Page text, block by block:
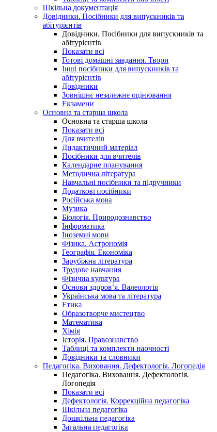
Шкільна документація
Довідники. Посібники для випускників та
абітурієнтів
Довідники. Посібники для випускників та
абітурієнтів
Показати всі
Готові домашні завдання. Твори
Інші посібники для випускників та
абітурієнтів
Довідники
Зовнішнє незалежне оцінювання
Екзамени
Основна та старша школа
Основна та старша школа
Показати всі
Для вчителів
Дидактичний матеріал
Посібники для вчителів
Календарне планування
Методична література
Навчальні посібники та підручники
Додаткові посібники
Російська мова
Музика
Біологія. Природознавство
Інформатика
Іноземні мови
Фізика. Астрономія
Географія. Економіка
Зарубіжна література
Трудове навчання
Фізична культура
Основи здоров’я. Валеологія
Українська мова та література
Етика
Образотворче мистецтво
Математика
Хімія
Історія. Правознавство
Таблиці та комплекти наочності
Довідники та словники
Педагогіка. Виховання. Дефектологія. Логопедія
Педагогіка. Виховання. Дефектологія.
Логопедія
Показати всі
Дефектологія. Коррекційна педагогіка
Шкільна педагогіка
Дошкільна педагогіка
Загальна педагогіка